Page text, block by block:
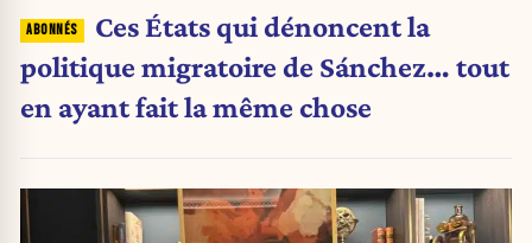
Ces États qui dénoncent la
politique migratoire de Sánchez… tout
en ayant fait la même chose